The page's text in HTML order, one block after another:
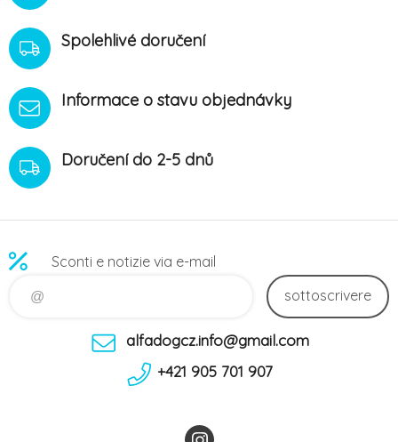
antibiotické léčbě! Obnova
střevn
Spolehlivé doručení
Informace o stavu objednávky
Doručení do 2-5 dnů
Sconti e notizie via e-mail
sottoscrivere
alfadogcz.info@gmail.com
+421 905 701 907